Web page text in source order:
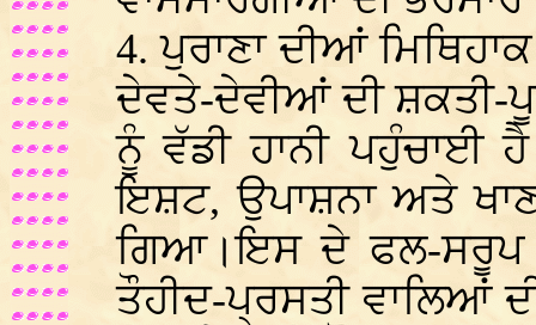
4. ਪੁਰਾਣਾ ਦੀਆਂ
ਦੇਵਤੇ-ਦੇਵੀਆਂ ਦੀ ਸ਼ਕਤੀ-
ਨੂੰ ਵੱਡੀ ਹਾਨੀ ਪਹੁੰਚਾਈ
ਇਸ਼ਟ, ਉਪਾਸ਼ਨਾ ਅਤੇ
ਗਿਆ।ਇਸ ਦੇ ਫਲ-
ਤੌਹੀਦ-ਪ੍ਰਸਤੀ ਵਾਲਿਆਂ